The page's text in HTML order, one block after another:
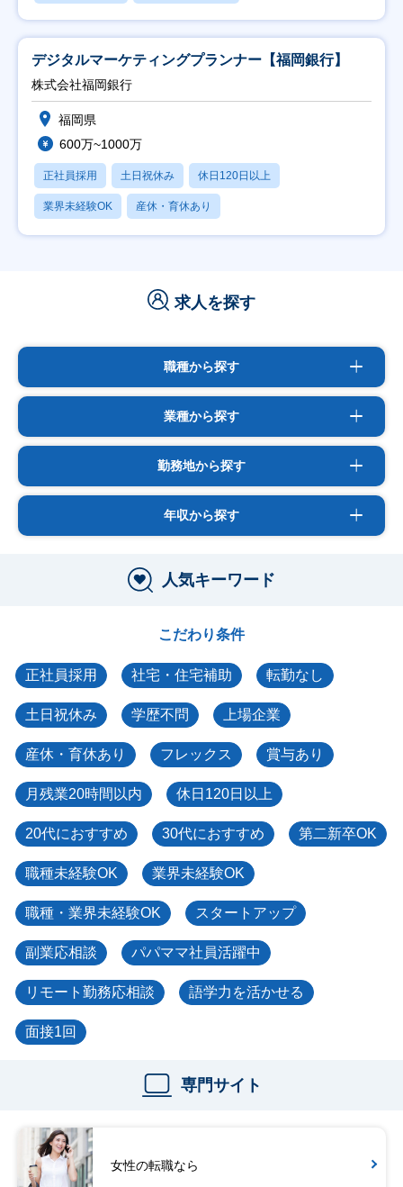
デジタルマーケティングプランナー【福岡銀行】
株式会社福岡銀行
福岡県
600万~1000万
正社員採用 土日祝休み 休日120日以上
業界未経験OK 産休・育休あり
求人を探す
職種から探す
業種から探す
勤務地から探す
年収から探す
人気キーワード
こだわり条件
正社員採用 社宅・住宅補助 転勤なし
土日祝休み 学歴不問 上場企業
産休・育休あり フレックス 賞与あり
月残業20時間以内 休日120日以上
20代におすすめ 30代におすすめ 第二新卒OK
職種未経験OK 業界未経験OK
職種・業界未経験OK スタートアップ
副業応相談 パパママ社員活躍中
リモート勤務応相談 語学力を活かせる
面接1回
専門サイト
女性の転職なら